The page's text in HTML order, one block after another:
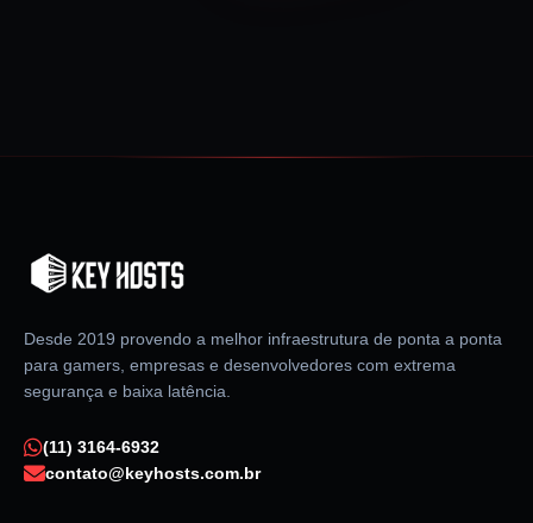
Desde 2019 provendo a melhor infraestrutura de ponta a ponta
para gamers, empresas e desenvolvedores com extrema
segurança e baixa latência.
(11) 3164-6932
contato@keyhosts.com.br